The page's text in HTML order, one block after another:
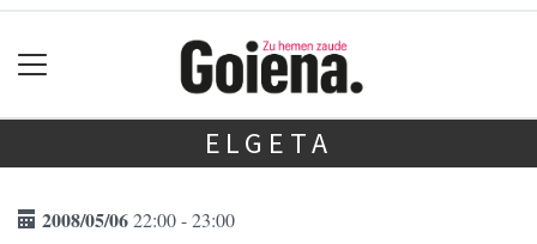
ELGETA
2008/05/0622:00 - 23:00